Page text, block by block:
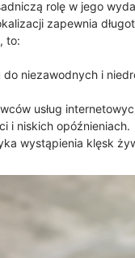
rolę w jego
zapewnia
to:
niezawodnych i
usług
i niskich opóźnieniach.
wystąpienia klęsk